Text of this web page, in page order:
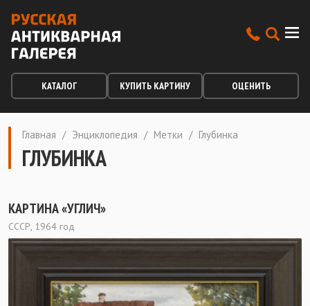
КАТАЛОГ КУПИТЬ КАРТИНУ ОЦЕНИТЬ
Главная / Энциклопедия / Метки / Глубинка
ГЛУБИНКА
КАРТИНА «УГЛИЧ»
СССР, 1964 год